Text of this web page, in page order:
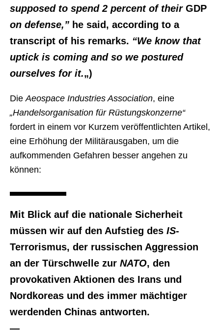
supposed to spend 2 percent of theirGDP
on defense,” he said, according to a
transcript of his remarks. “We know that
uptick is coming and so we postured
ourselves for it.„)
DieAeospace Industries Association, eine
„Handelsorganisation für Rüstungskonzerne“
fordert in einem vor Kurzem veröffentlichten Artikel,
eine Erhöhung der Militärausgaben, um die
aufkommenden Gefahren besser angehen zu
können:
Mit Blick auf die nationale Sicherheit
müssen wir auf den Aufstieg des IS-
Terrorismus, der russischen Aggression
an der Türschwelle zur NATO, den
provokativen Aktionen des Irans und
Nordkoreas und des immer mächtiger
werdenden Chinas antworten.
—